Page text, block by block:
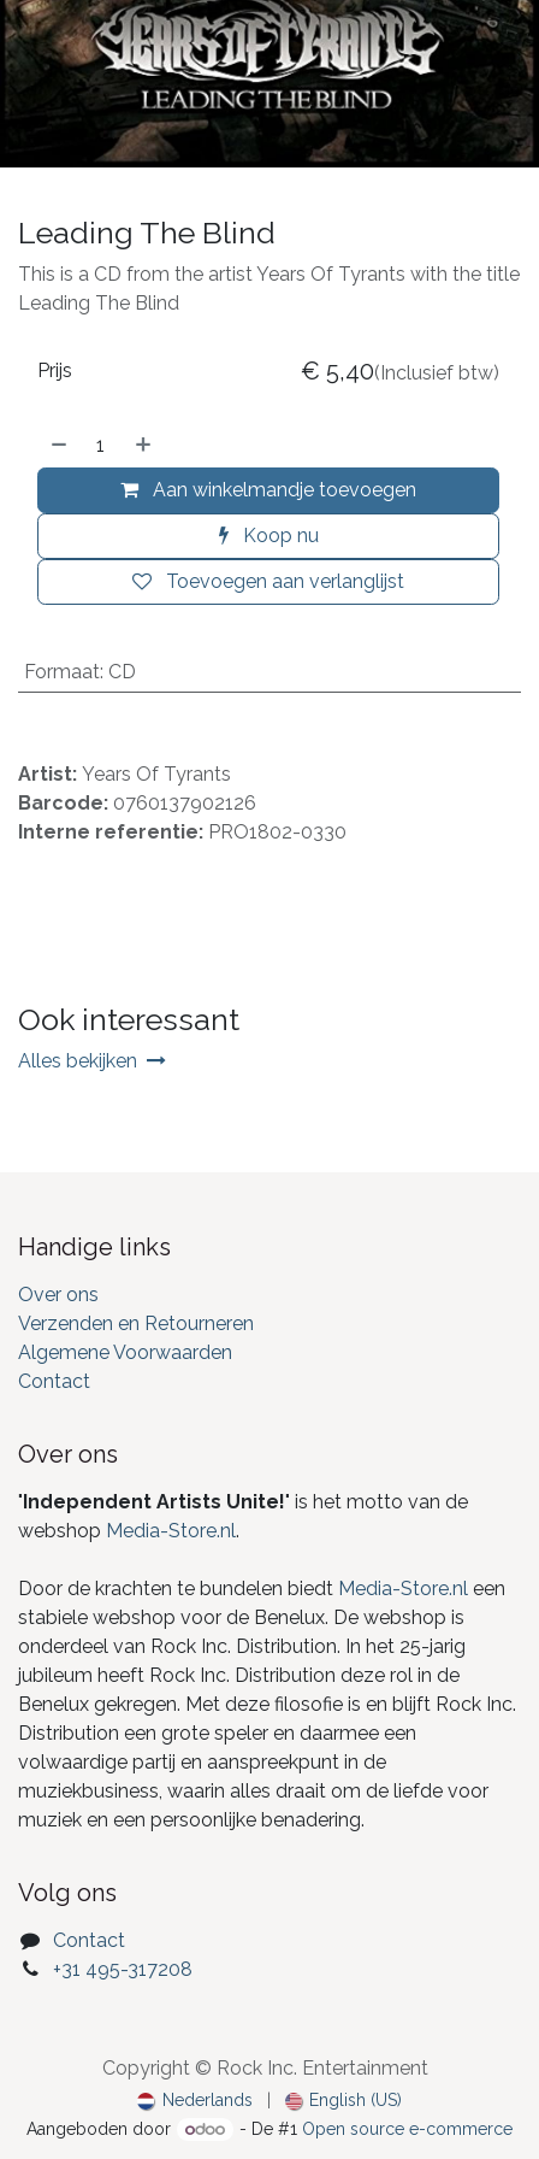
Leading The Blind
This is a CD from the artist Years Of Tyrants with the title
Leading The Blind
Aan winkelmandje toevoegen
Koop nu
Toevoegen aan verlanglijst
Prijs € 5,40(Inclusief btw)
Formaat: CD
Artist: Years Of Tyrants
Barcode: 0760137902126
Interne referentie: PRO1802-0330
Ook interessant
Alles bekijken
Handige links
Over ons
Verzenden en Retourneren
Algemene Voorwaarden
Contact
Over ons
"Independent Artists Unite!" is het motto van de
webshop Media-Store.nl.
Door de krachten te bundelen biedt Media-Store.nl een
stabiele webshop voor de Benelux. De webshop is
onderdeel van Rock Inc. Distribution. In het 25-jarig
jubileum heeft Rock Inc. Distribution deze rol in de
Benelux gekregen. Met deze filosofie is en blijft Rock Inc.
Distribution een grote speler en daarmee een
volwaardige partij en aanspreekpunt in de
muziekbusiness, waarin alles draait om de liefde voor
muziek en een persoonlijke benadering.
Volg ons
Contact
+31 495-317208
Copyright © Rock Inc. Entertainment
Nederlands
English (US)
Aangeboden door
- De #1 Open source e-commerce